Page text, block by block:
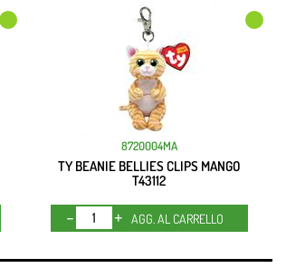
8720004MA
TY BEANIE BELLIES CLIPS MANGO
T43112
Quantità
AGG. AL CARRELLO